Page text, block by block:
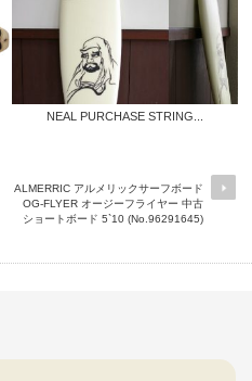
NEAL PURCHASE STRING...
ALMERRIC アルメリックサーフボード
OG-FLYER オージーフライヤー 中古
ショートボード 5`10 (No.96291645)